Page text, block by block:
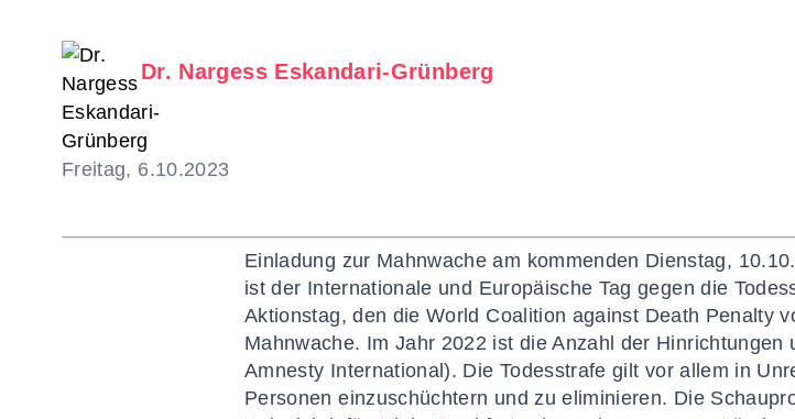
Dr. Nargess Eskandari-Grünberg
Freitag, 6.10.2023
Einladung zur Mahnwache am kommenden Dienstag,
ist der Internationale und Europäische Tag gegen die
Aktionstag, den die World Coalition against Death Penalty
Mahnwache. Im Jahr 2022 ist die Anzahl der Hinrichtungen
Amnesty International). Die Todesstrafegilt vor allem in
Personeneinzuschüchtern und zu eliminieren. Die